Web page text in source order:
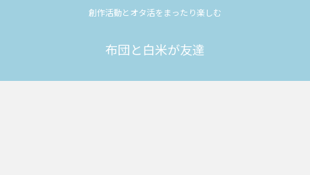
創作活動とオタ活をまったり楽しむ
布団と白米が友達